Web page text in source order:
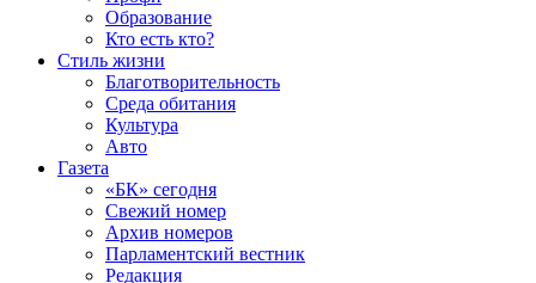
Образование
Кто есть кто?
Стиль жизни
Благотворительность
Среда обитания
Культура
Авто
Газета
«БК» сегодня
Свежий номер
Архив номеров
Парламентский вестник
Редакция